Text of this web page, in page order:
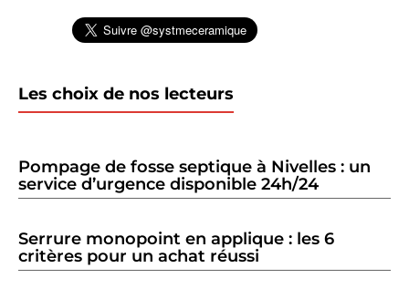
Les choix de nos lecteurs
Pompage de fosse septique à Nivelles : un
service d’urgence disponible 24h/24
Serrure monopoint en applique : les 6
critères pour un achat réussi